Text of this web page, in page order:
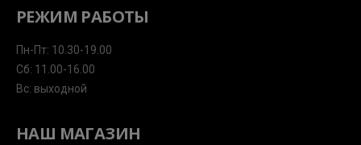
РЕЖИМ РАБОТЫ
Пн-Пт: 10.30-19.00
Сб: 11.00-16.00
Вс: выходной
НАШ МАГАЗИН